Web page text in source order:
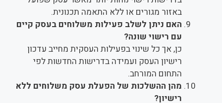
באזור מגורים או ללא התאמה תכנונית.
האם ניתן לשלב פעילות משלוחים בעסק קיים
עם רישוי שונה?
כן, אך כל שינוי בפעילות העסקית מחייב עדכון
רישיון העסק ועמידה בדרישות החדשות לפי
התחום המורחב.
מהן ההשלכות של הפעלת עסק משלוחים ללא
רישיון?